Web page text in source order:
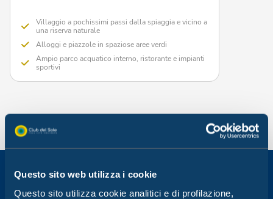
Questo sito web utilizza i cookie
Questo sito utilizza cookie analitici e di profilazione,
Villaggio a pochissimi passi dalla spiaggia e vicino a
una riserva naturale
Alloggi e piazzole in spaziose aree verdi
Ampio parco acquatico interno, ristorante e impianti
sportivi